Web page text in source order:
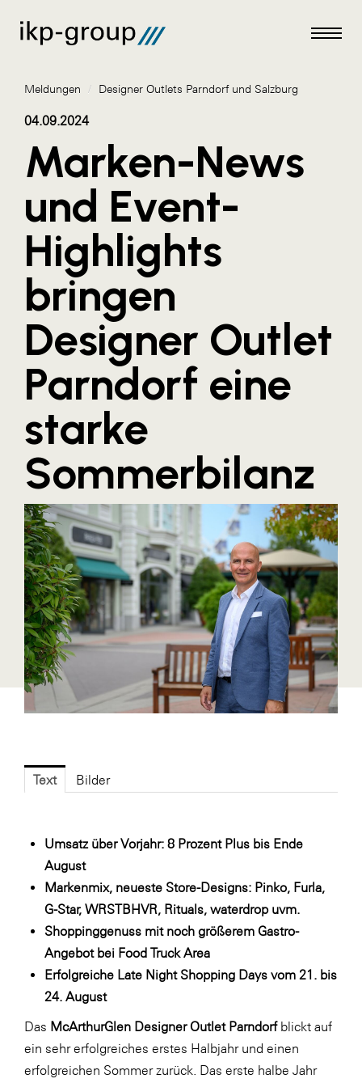
Meldungen
AKTUELLES
ACO
ALEX Krems
Amazon Web Services
Artweger
AustroCel Hallein
Blaguss
Bundesverband Sonnenschutztechnik
Cineplexx
Colmobil Austria
Darbo
Designer Outlets Parndorf und Salzburg
DOMOFERM
Essity
EY
FG UBIT Salzburg
foodaffairs
FV Energierohstoff & Kraftstoff
Gas Connect Austria
GBV - Verband gemeinnütziger
Bauvereinigungen
Getzner Werkstoffe
Heimat Österreich
ikp
Johnson & Johnson
JELD-WEN DANA
kosaplaner
Meldungen / Designer Outlets Parndorf und Salzburg
04.09.2024
Marken-News
und Event-
Highlights
bringen
Designer Outlet
Parndorf eine
starke
Sommerbilanz
Text Bilder
Umsatz über Vorjahr: 8 Prozent Plus bis Ende
August
Markenmix, neueste Store-Designs: Pinko, Furla,
G-Star, WRSTBHVR, Rituals, waterdrop uvm.
Shoppinggenuss mit noch größerem Gastro-
Angebot bei Food Truck Area
Erfolgreiche Late Night Shopping Days vom 21. bis
24. August
Das McArthurGlen Designer Outlet Parndorfblickt auf
ein sehr erfolgreiches erstes Halbjahr und einen
erfolgreichen Sommer zurück. Das erste halbe Jahr